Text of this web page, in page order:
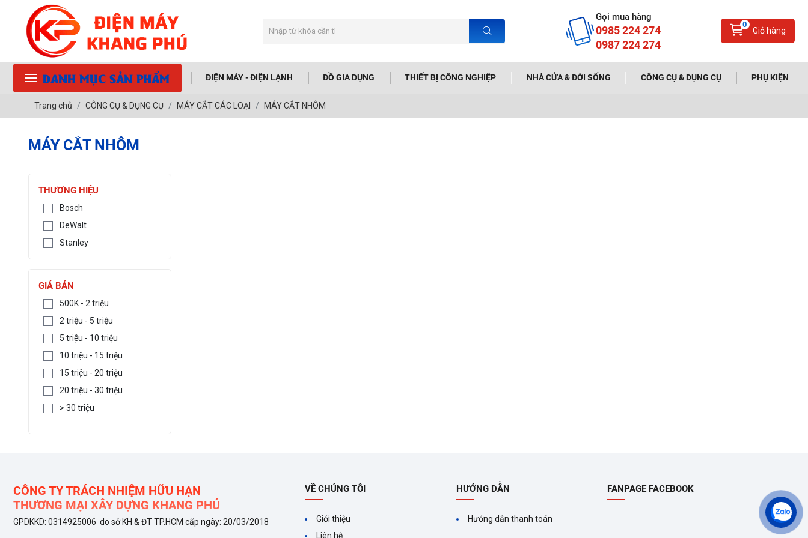
Gọi mua hàng
0985 224 274
0987 224 274
0
Giỏ hàng
DANH MỤC SẢN PHẨM ĐIỆN MÁY - ĐIỆN LẠNH ĐỒ GIA DỤNG THIẾT BỊ CÔNG NGHIỆP NHÀ CỬA & ĐỜI SỐNG CÔNG CỤ & DỤNG CỤ PHỤ KIỆN
Trang chủ CÔNG CỤ & DỤNG CỤ MÁY CẮT CÁC LOẠI MÁY CẮT NHÔM
MÁY CẮT NHÔM
THƯƠNG HIỆU
Bosch
DeWalt
Stanley
GIÁ BÁN
500K - 2 triệu
2 triệu - 5 triệu
5 triệu - 10 triệu
10 triệu - 15 triệu
15 triệu - 20 triệu
20 triệu - 30 triệu
> 30 triệu
CÔNG TY TRÁCH NHIỆM HỮU HẠN
THƯƠNG MẠI XÂY DỰNG KHANG PHÚ
GPDKKD: 0314925006 do sở KH & ĐT TP.HCM cấp ngày: 20/03/2018
VỀ CHÚNG TÔI
Giới thiệu
Liên hệ
HƯỚNG DẪN
Hướng dẫn thanh toán
FANPAGE FACEBOOK